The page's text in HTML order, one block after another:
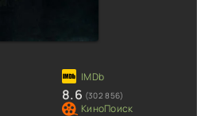
8.6 (302 856)